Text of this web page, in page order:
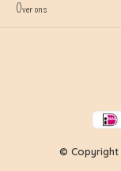
Over ons
© Copyright